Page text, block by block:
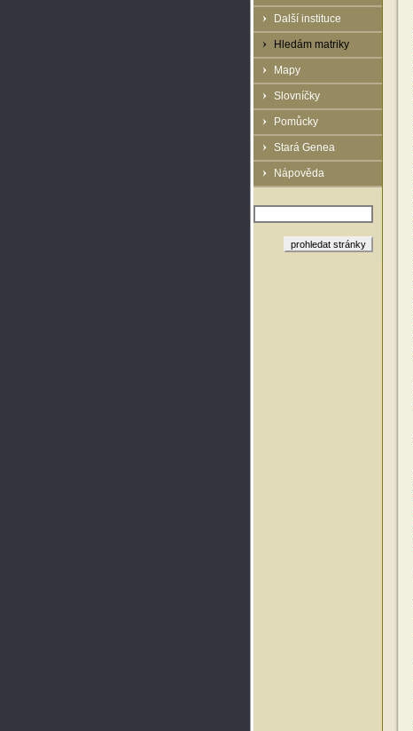
Další instituce
Hledám matriky
Mapy
Slovníčky
Pomůcky
Stará Genea
Nápověda